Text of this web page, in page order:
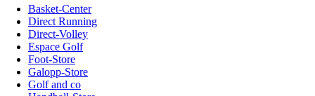
Basket-Center
Direct Running
Direct-Volley
Espace Golf
Foot-Store
Galopp-Store
Golf and co